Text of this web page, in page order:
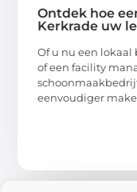
Ontdek hoe
Kerkrade uw
Of u nu een
of een facility
eenvoudiger